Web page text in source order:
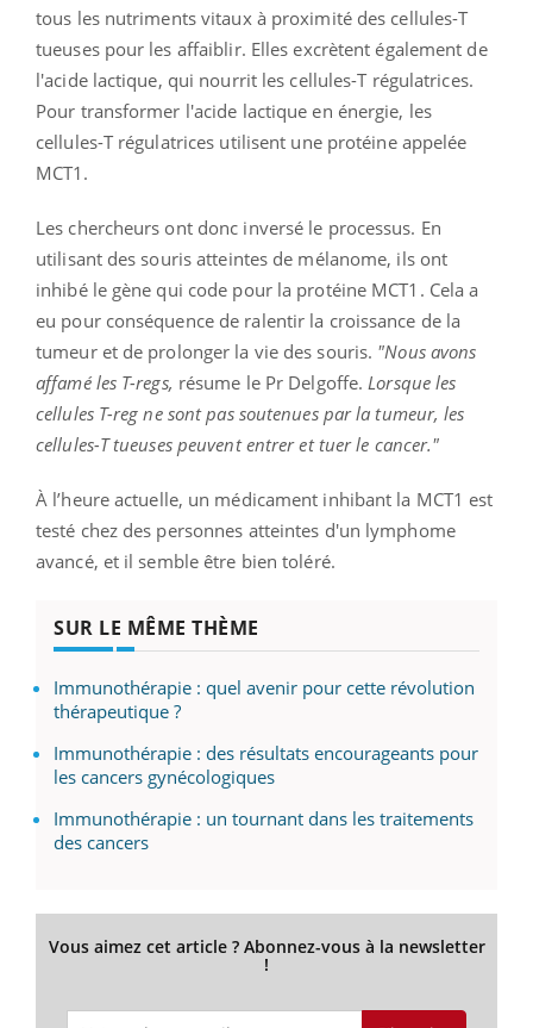
tous les nutriments vitaux à proximité des cellules-T
tueuses pour les affaiblir. Elles excrètent également de
l'acide lactique, qui nourrit les cellules-T régulatrices.
Pour transformer l'acide lactique en énergie, les
cellules-T régulatrices utilisent une protéine appelée
MCT1.
Les chercheurs ont donc inversé le processus. En
utilisant des souris atteintes de mélanome, ils ont
inhibé le gène qui code pour la protéine MCT1. Cela a
eu pour conséquence de ralentir la croissance de la
tumeur et de prolonger la vie des souris. "Nous avons
affamé les T-regs, résume le Pr Delgoffe.Lorsque les
cellules T-reg ne sont pas soutenues par la tumeur, les
cellules-T tueuses peuvent entrer et tuer le cancer."
À l’heure actuelle, un médicament inhibant la MCT1 est
testé chez des personnes atteintes d'un lymphome
avancé, et il semble être bien toléré.
SUR LE MÊME THÈME
Immunothérapie : quel avenir pour cette révolution
thérapeutique ?
Immunothérapie : des résultats encourageants pour
les cancers gynécologiques
Immunothérapie : un tournant dans les traitements
des cancers
Vous aimez cet article ? Abonnez-vous à la newsletter
!